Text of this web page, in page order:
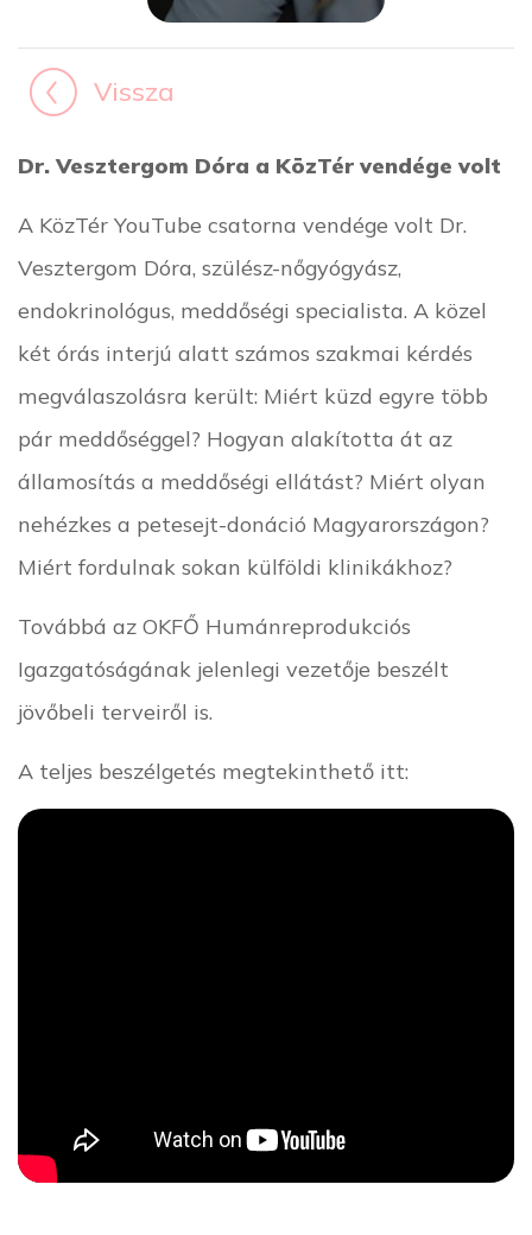
Vissza
Dr. Vesztergom Dóra a KözTér vendége volt
A KözTér YouTube csatorna vendége volt Dr.
Vesztergom Dóra, szülész-nőgyógyász,
endokrinológus, meddőségi specialista. A közel
két órás interjú alatt számos szakmai kérdés
megválaszolásra került: Miért küzd egyre több
pár meddőséggel? Hogyan alakította át az
államosítás a meddőségi ellátást? Miért olyan
nehézkes a petesejt-donáció Magyarországon?
Miért fordulnak sokan külföldi klinikákhoz?
Továbbá az OKFŐ Humánreprodukciós
Igazgatóságának jelenlegi vezetője beszélt
jövőbeli terveiről is.
A teljes beszélgetés megtekinthető itt: